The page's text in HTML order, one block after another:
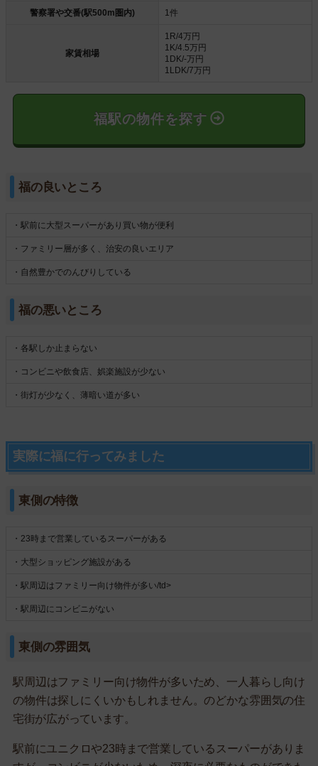
警察署や交番(駅500m圏内) 1件
家賃相場
1R/4万円
1K/4.5万円
1DK/-万円
1LDK/7万円
福駅の物件を探す
福の良いところ
・駅前に大型スーパーがあり買い物が便利
・ファミリー層が多く、治安の良いエリア
・自然豊かでのんびりしている
福の悪いところ
・各駅しか止まらない
・コンビニや飲食店、娯楽施設が少ない
・街灯が少なく、薄暗い道が多い
実際に福に行ってみました
東側の特徴
・23時まで営業しているスーパーがある
・大型ショッピング施設がある
・駅周辺はファミリー向け物件が多い/td>
・駅周辺にコンビニがない
東側の雰囲気
駅周辺はファミリー向け物件が多いため、一人暮らし向け
の物件は探しにくいかもしれません。のどかな雰囲気の住
宅街が広がっています。
駅前にユニクロや23時まで営業しているスーパーがありま